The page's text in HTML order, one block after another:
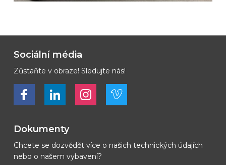
Sociální média
Zůstaňte v obraze! Sledujte nás!
Bekijk ons op FacebookBekijk ons op LinkedInBekijk ons op LinkedInBekijk ons op Vimeo
Dokumenty
Chcete se dozvědět více o našich technických údajích
nebo o našem vybavení?